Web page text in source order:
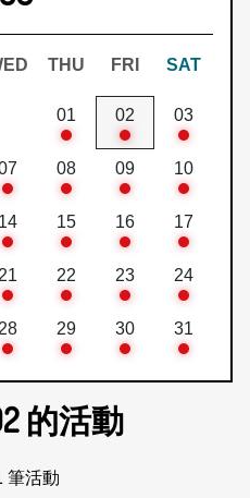
THU FRI SAT
01 02 03
08 09 10
14 15 16 17
21 22 23 24
28 29 30 31
的活動
筆活動